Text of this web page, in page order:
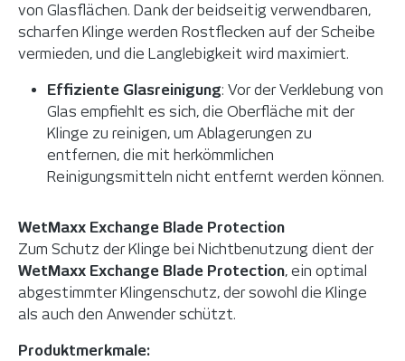
von Glasflächen. Dank der beidseitig verwendbaren,
scharfen Klinge werden Rostflecken auf der Scheibe
vermieden, und die Langlebigkeit wird maximiert.
Effiziente Glasreinigung: Vor der Verklebung von
Glas empfiehlt es sich, die Oberfläche mit der
Klinge zu reinigen, um Ablagerungen zu
entfernen, die mit herkömmlichen
Reinigungsmitteln nicht entfernt werden können.
WetMaxx Exchange Blade Protection
Zum Schutz der Klinge bei Nichtbenutzung dient der
WetMaxx Exchange Blade Protection, ein optimal
abgestimmter Klingenschutz, der sowohl die Klinge
als auch den Anwender schützt.
Produktmerkmale: